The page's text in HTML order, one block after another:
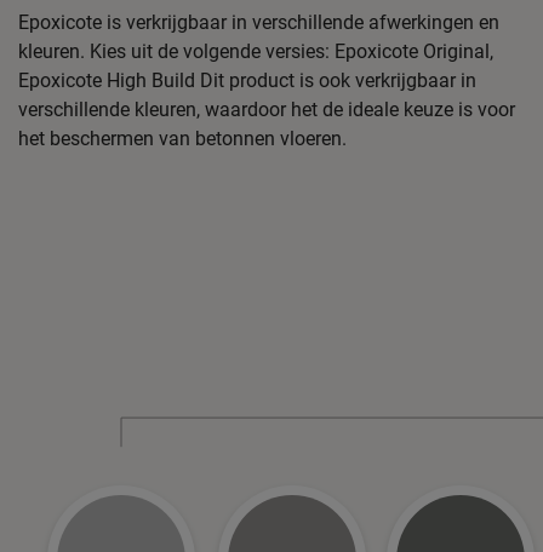
Epoxicote is verkrijgbaar in verschillende afwerkingen en
kleuren. Kies uit de volgende versies: Epoxicote Original,
Epoxicote High Build Dit product is ook verkrijgbaar in
verschillende kleuren, waardoor het de ideale keuze is voor
het beschermen van betonnen vloeren.